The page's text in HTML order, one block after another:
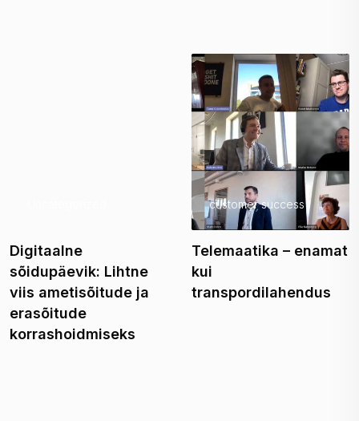
Digitaalne
sõidupäevik: Lihtne
viis ametisõitude ja
erasõitude
korrashoidmiseks
customer success
Telemaatika – enamat
kui
transpordilahendus